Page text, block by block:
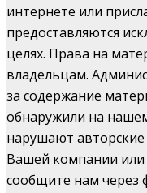
интернете или
предоставляются
целях. Права на
владельцам.
за содержание
обнаружили на
нарушают
Вашей компании или
сообщите нам через